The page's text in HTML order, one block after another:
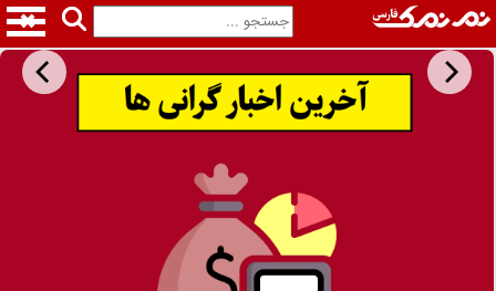
اخبار فوری مطالب بیشتر
وضعیت گرانی در ایران تا کی ادامه دارد؟
آخرین اخبار از توافقات و مذاکرات ایران و آمریکا
آخرین اخبار سقوط بهمن در ایران و جهان + آمار کشته ها
حادثه تصادف امروز زائران اربعین و کربلا در عراق 1405
گزارش کامل از احتمال جنگ مجدد آمریکا و ایران